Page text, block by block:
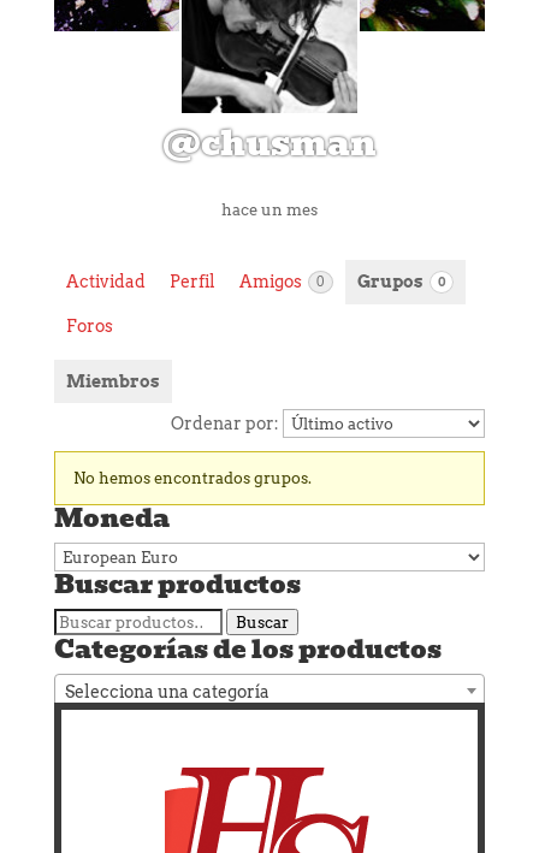
@chusman
hace un mes
Actividad Perfil Amigos 0 Grupos 0
Foros
Miembros
Ordenar por:
Grupos
de
miembros
No hemos encontrados grupos.
Moneda
Buscar productos
Buscar
por:
Buscar
Categorías de los productos
Selecciona una categoría